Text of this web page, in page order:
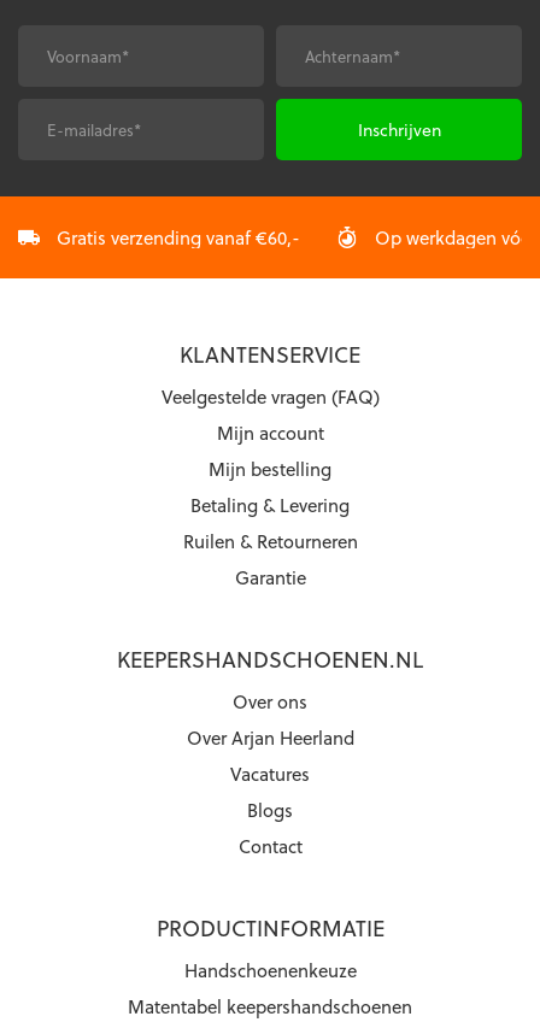
Voornaam* Achternaam*
Gratis verzending vanaf €60,- Op werkdagen
KLANTENSERVICE
Veelgestelde vragen (FAQ)
Mijn account
Mijn bestelling
Betaling & Levering
Ruilen & Retourneren
Garantie
KEEPERSHANDSCHOENEN.NL
Over ons
Over Arjan Heerland
Vacatures
Blogs
Contact
PRODUCTINFORMATIE
Handschoenenkeuze
Matentabel keepershandschoenen